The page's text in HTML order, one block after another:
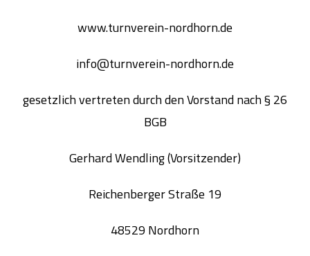
www.turnverein-nordhorn.de
info@turnverein-nordhorn.de
gesetzlich vertreten durch den Vorstand nach § 26
BGB
Gerhard Wendling (Vorsitzender)
Reichenberger Straße 19
48529 Nordhorn